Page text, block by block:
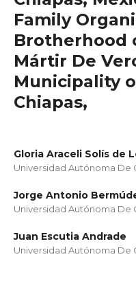
Family
Brotherhood
Mártir De
Municipality
Chiapas,
Gloria Araceli Solís de
Universidad Autónoma De
Jorge Antonio
Universidad Autónoma De
Juan Escutia Andrade
Universidad Autónoma De